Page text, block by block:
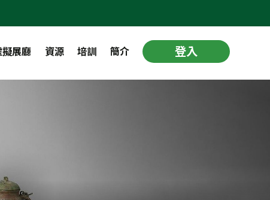
擬展廳 資源 培訓 簡介 登入